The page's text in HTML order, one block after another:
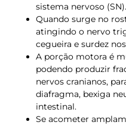
sistema nervoso (SN).
Quando surge no
atingindo o nervo
cegueira e surdez
A porção motora é
podendo produzir
nervos cranianos,
diafragma, bexiga
intestinal.
Se acometer